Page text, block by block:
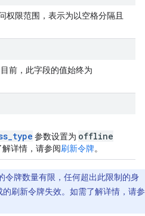
权限范围，表示为以空格分隔且
前，此字段的值始终为
参数设置为 offline
详情，请参阅刷新令牌。
令牌数量有限，任何超出此限制的身
刷新令牌失效。如需了解详情，请参